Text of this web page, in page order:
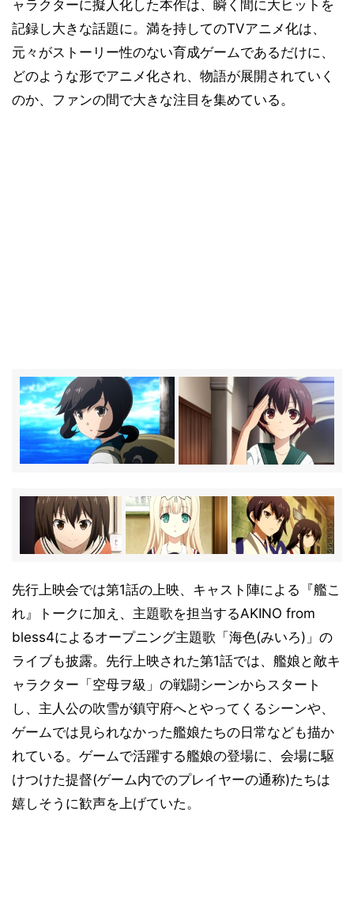
ャラクターに擬人化した本作は、瞬く間に大ヒットを
記録し大きな話題に。満を持してのTVアニメ化は、
元々がストーリー性のない育成ゲームであるだけに、
どのような形でアニメ化され、物語が展開されていく
のか、ファンの間で大きな注目を集めている。
先行上映会では第1話の上映、キャスト陣による『艦こ
れ』トークに加え、主題歌を担当するAKINO from
bless4によるオープニング主題歌「海色(みいろ)」の
ライブも披露。先行上映された第1話では、艦娘と敵キ
ャラクター「空母ヲ級」の戦闘シーンからスタート
し、主人公の吹雪が鎮守府へとやってくるシーンや、
ゲームでは見られなかった艦娘たちの日常なども描か
れている。ゲームで活躍する艦娘の登場に、会場に駆
けつけた提督(ゲーム内でのプレイヤーの通称)たちは
嬉しそうに歓声を上げていた。